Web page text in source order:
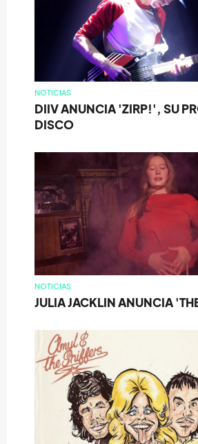
NOTICIAS
DIIV ANUNCIA 'ZIRP!', SU
DISCO
NOTICIAS
JULIA JACKLIN ANUNCIA